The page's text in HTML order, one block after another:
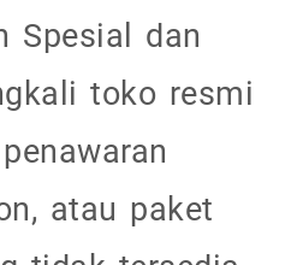
Spesial dan
toko resmi
atau paket